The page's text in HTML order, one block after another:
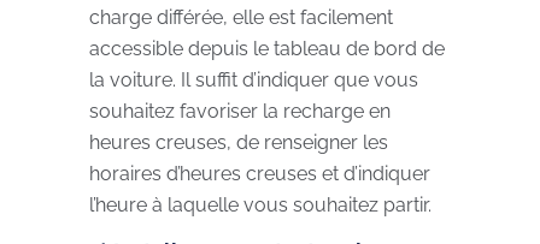
charge différée, elle est facilement
accessible depuis le tableau de bord de
la voiture. Il suffit d’indiquer que vous
souhaitez favoriser la recharge en
heures creuses, de renseigner les
horaires d’heures creuses et d’indiquer
l’heure à laquelle vous souhaitez partir.